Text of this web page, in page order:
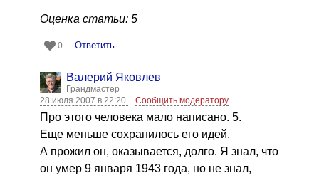
Оценка статьи: 5
0 Ответить
Валерий Яковлев
Грандмастер
28 июля 2007 в 22:20
Сообщить модератору
Про этого человека мало написано. 5.
Еще меньше сохранилось его идей.
А прожил он, оказывается, долго. Я знал, что
он умер 9 января 1943 года, но не знал,